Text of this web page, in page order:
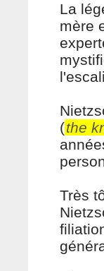
La
mère
(the
Très